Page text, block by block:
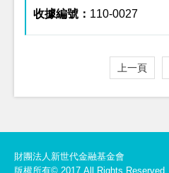
110-0027
上一頁
財團法人新世代金融基金會
版權所有© 2017 All Rights Reserved.